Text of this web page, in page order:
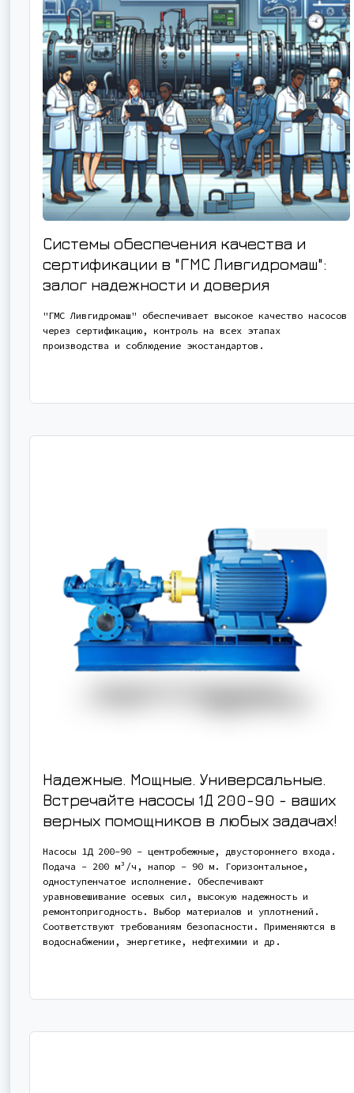
Системы обеспечения качества и
сертификации в "ГМС Ливгидромаш":
залог надежности и доверия
"ГМС Ливгидромаш" обеспечивает высокое качество насосов
через сертификацию, контроль на всех этапах
производства и соблюдение экостандартов.
Надежные. Мощные. Универсальные.
Встречайте насосы 1Д 200-90 - ваших
верных помощников в любых задачах!
Насосы 1Д 200-90 - центробежные, двустороннего входа.
Подача - 200 м³/ч, напор - 90 м. Горизонтальное,
одноступенчатое исполнение. Обеспечивают
уравновешивание осевых сил, высокую надежность и
ремонтопригодность. Выбор материалов и уплотнений.
Соответствуют требованиям безопасности. Применяются в
водоснабжении, энергетике, нефтехимии и др.